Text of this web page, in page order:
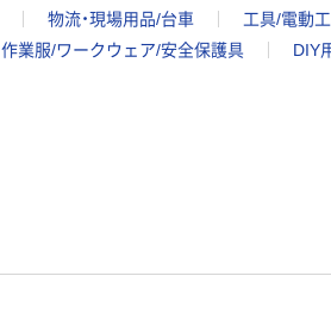
物流・現場用品/台車 工具/電動
作業服/ワークウェア/安全保護具 DIY